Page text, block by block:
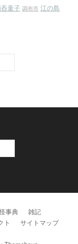
童子 調布市 江の島
事典
雑記
ト サイトマップ